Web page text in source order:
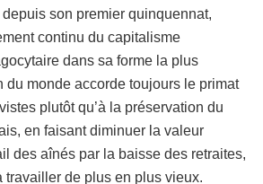
son premier quinquennat,
continu du capitalisme
dans sa forme la plus
du monde accorde toujours le primat
plutôt qu’à la préservation du
en faisant diminuer la valeur
des aînés par la baisse des retraites,
travailler de plus en plus vieux.